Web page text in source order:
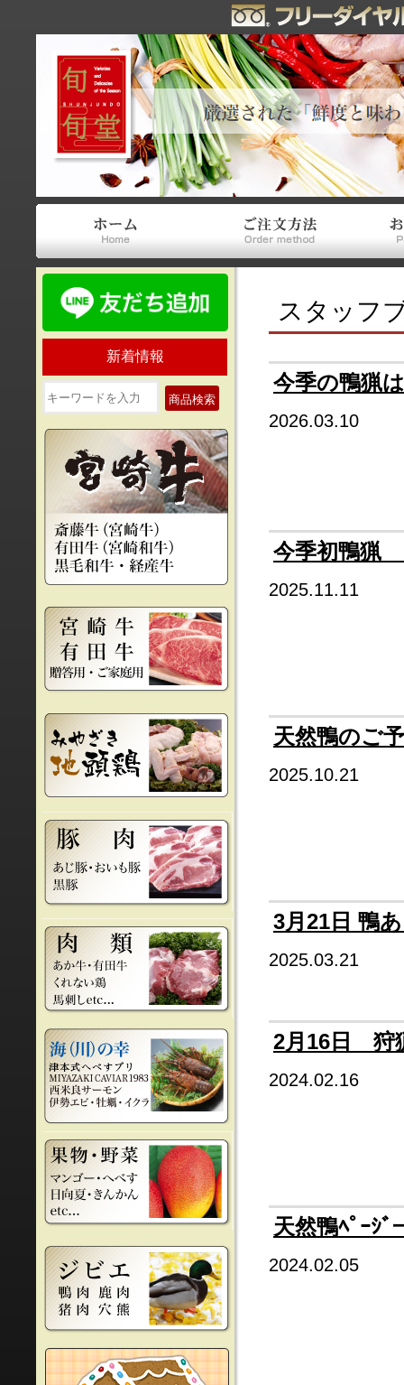
新着情報
商品検索
スタッフ
今季の鴨猟
2026.03.10
今季初鴨猟
2025.11.11
天然鴨のご
2025.10.21
3月21日 鴨
2025.03.21
2月16日 狩
2024.02.16
天然鴨ﾍﾟｰｼ
2024.02.05